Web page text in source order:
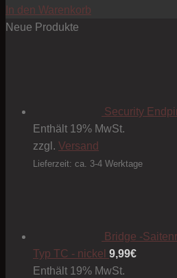
In den Warenkorb
Neue Produkte
Security
Enthält 19% MwSt.
zzgl. Versand
Lieferzeit: ca. 3-4 Werktage
Bridge -
Typ TC - nickel 9,99€
Enthält 19% MwSt.